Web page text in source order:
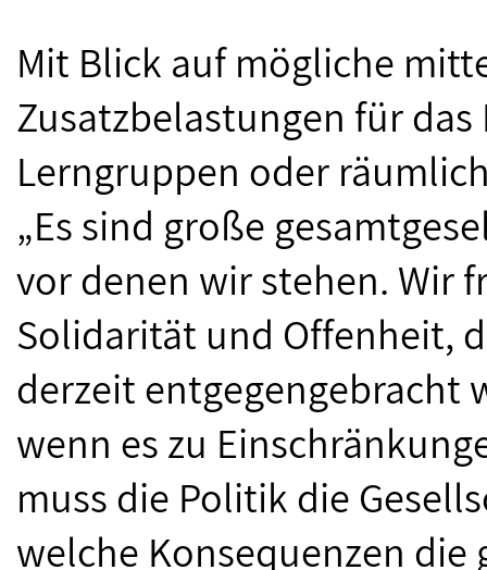
Mit Blick auf mögliche
Zusatzbelastungen für
Lerngruppen oder
„Es sind große
vor denen wir stehen. Wir
Solidarität und Offenheit,
derzeit entgegengebracht
wenn es zu
muss die Politik die
welche Konsequenzen